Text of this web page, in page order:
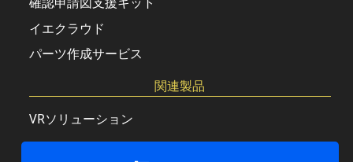
イエクラウド
パーツ作成サービス
関連製品
VRソリューション